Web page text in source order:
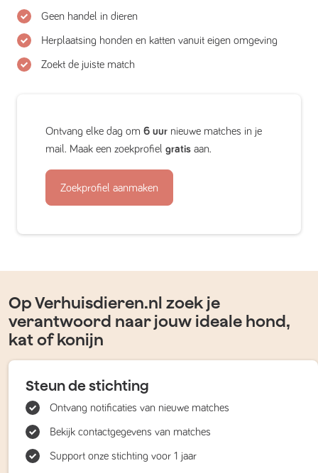
Geen handel in dieren
Herplaatsing honden en katten vanuit eigen omgeving
Zoekt de juiste match
Ontvang elke dag om 6 uur nieuwe matches in je
mail. Maak een zoekprofiel gratis aan.
Zoekprofiel aanmaken
Op Verhuisdieren.nl zoek je
verantwoord naar jouw ideale hond,
kat of konijn
Steun de stichting
Ontvang notificaties van nieuwe matches
Bekijk contactgegevens van matches
Support onze stichting voor 1 jaar